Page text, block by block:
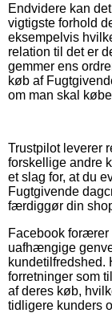
Endvidere kan
vigtigste forhold
eksempelvis
relation til det er
gemmer ens
køb af
om man skal
Trustpilot leverer
forskellige andre
et slag for, at du
Fugtgivende
færdiggør din
Facebook
uafhængige
kundetilfredshed.
forretninger som
af deres køb,
tidligere kunders